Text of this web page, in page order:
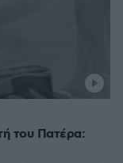
του Πατέρα: